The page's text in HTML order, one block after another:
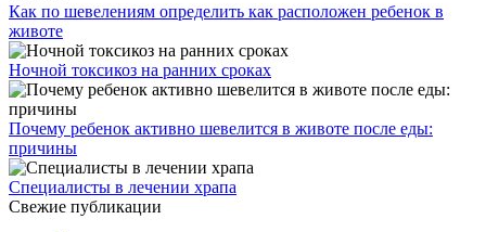
Как по шевелениям определить как расположен ребенок в
животе
Ночной токсикоз на ранних сроках
Почему ребенок активно шевелится в животе после еды:
причины
Специалисты в лечении храпа
Свежие публикации